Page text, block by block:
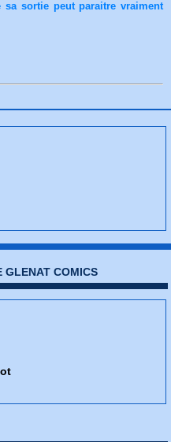
sortie peut paraitre vraiment
GLENAT COMICS